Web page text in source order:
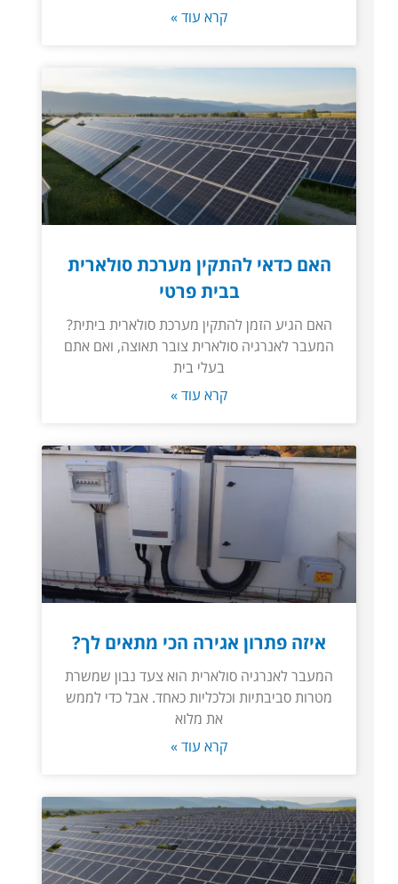
קרא עוד »
האם כדאי להתקין מערכת סולארית
בבית פרטי
האם הגיע הזמן להתקין מערכת סולארית ביתית?
המעבר לאנרגיה סולארית צובר תאוצה, ואם אתם
בעלי בית
קרא עוד »
איזה פתרון אגירה הכי מתאים לך?
המעבר לאנרגיה סולארית הוא צעד נבון שמשרת
מטרות סביבתיות וכלכליות כאחד. אבל כדי לממש
את מלוא
קרא עוד »